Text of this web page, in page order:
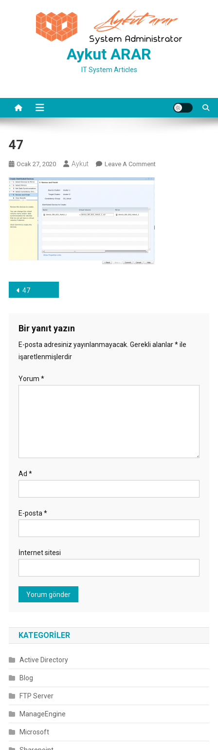
Aykut ARAR
IT System Articles
47
Ocak 27, 2020 Aykut Leave A CommentOn
Yazı
47
Bir yanıt yazın
E-posta adresiniz yayınlanmayacak. Gerekli alanlar*ile
işaretlenmişlerdir
Yorum *
Ad *
E-posta *
İnternet sitesi
KATEGORILER
Active Directory
Blog
FTP Server
ManageEngine
Microsoft